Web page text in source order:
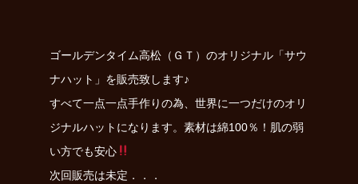
ゴールデンタイム高松（ＧＴ）のオリジナル「サウ
ナハット」を販売致します♪
すべて一点一点手作りの為、世界に一つだけのオリ
ジナルハットになります。素材は綿100％！肌の弱
い方でも安心
次回販売は未定．．．